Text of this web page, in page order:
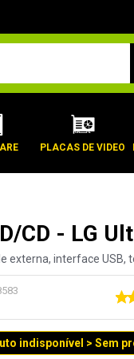
PLACAS DE VIDEO
CD - LG
externa, interface
indisponível > Sem